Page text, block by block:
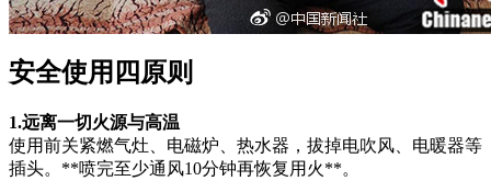
安全使用四原则
1.远离一切火源与高温
使用前关紧燃气灶、电磁炉、热水器，拔掉电吹风、电暖器等
插头。**喷完至少通风10分钟再恢复用火**。